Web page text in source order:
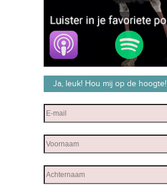
Ja, leuk! Hou mij op de hoogte!